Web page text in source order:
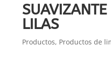
LILAS
Productos, Productos de